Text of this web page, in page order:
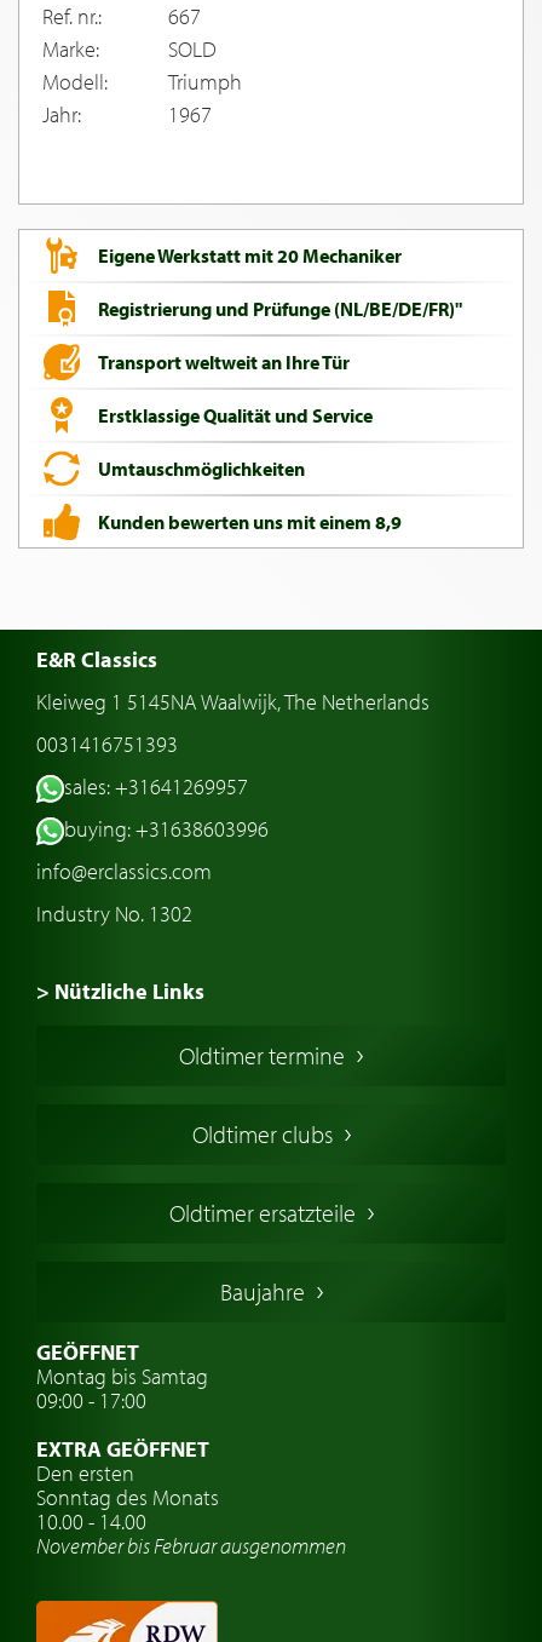
Ref. nr.:
667
Marke:
SOLD
Modell:
Triumph
Jahr:
1967
Eigene Werkstatt mit 20 Mechaniker
Registrierung und Prüfunge (NL/BE/DE/FR)"
Transport weltweit an Ihre Tür
Erstklassige Qualität und Service
Umtauschmöglichkeiten
Kunden bewerten uns mit einem 8,9
E&R Classics
Kleiweg 1 5145NA Waalwijk, The Netherlands
0031416751393
sales: +31641269957
buying: +31638603996
info@erclassics.com
Industry No. 1302
> Nützliche Links
Oldtimers in Europa
Englische Oldtimer
Deutsche Oldtimer
Schwedische Oldtimer
Oldtimer mit h-kennzeichen
Auto Oldtimer Markt
Oldtimer-Versicherung
Oldtimer-Clubs
Oldtimer-Reisen
Automarken uhren
Oldtimer termine
Oldtimer clubs
Oldtimer ersatzteile
Baujahre
GEÖFFNET
Montag bis Samtag
09:00 - 17:00
EXTRA GEÖFFNET
Den ersten
Sonntag des Monats
10.00 - 14.00
November bis Februar ausgenommen